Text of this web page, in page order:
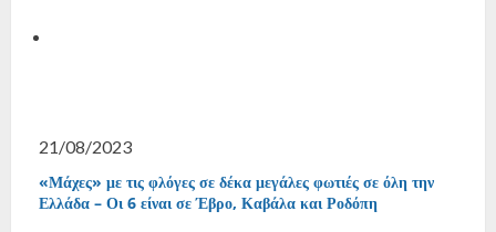
21/08/2023
«Μάχες» με τις φλόγες σε δέκα μεγάλες φωτιές σε όλη την
Ελλάδα – Οι 6 είναι σε Έβρο, Καβάλα και Ροδόπη